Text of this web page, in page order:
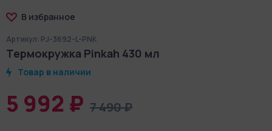
В избранное
Артикул: PJ-3692-L-PNK
Термокружка Pinkah 430 мл
Товар в наличии
5 992 ₽ 7 490 ₽